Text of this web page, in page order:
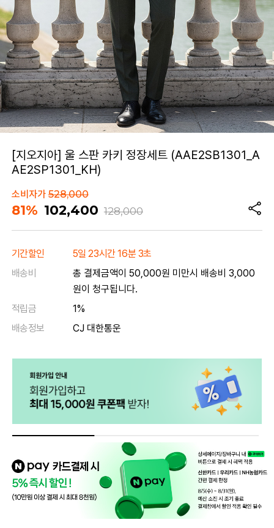
[지오지아] 울 스판 카키 정장세트 (AAE2SB1301_A
AE2SP1301_KH)
소비자가528,000
81% 102,400 128,000
기간할인
5일 23시간 16분 3초
배송비
총 결제금액이 50,000원 미만시 배송비 3,000
원이 청구됩니다.
적립금
1%
배송정보
CJ 대한통운